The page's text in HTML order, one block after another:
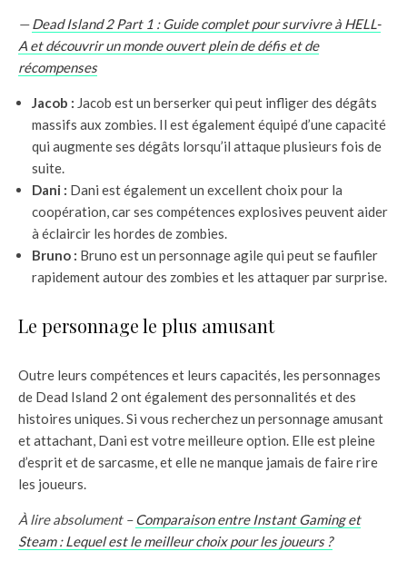
—Dead Island 2 Part 1 : Guide complet pour survivre à HELL-
A et découvrir un monde ouvert plein de défis et de
récompenses
Jacob : Jacob est un berserker qui peut infliger des dégâts
massifs aux zombies. Il est également équipé d’une capacité
qui augmente ses dégâts lorsqu’il attaque plusieurs fois de
suite.
Dani : Dani est également un excellent choix pour la
coopération, car ses compétences explosives peuvent aider
à éclaircir les hordes de zombies.
Bruno : Bruno est un personnage agile qui peut se faufiler
rapidement autour des zombies et les attaquer par surprise.
Le personnage le plus amusant
Outre leurs compétences et leurs capacités, les personnages
de Dead Island 2 ont également des personnalités et des
histoires uniques. Si vous recherchez un personnage amusant
et attachant, Dani est votre meilleure option. Elle est pleine
d’esprit et de sarcasme, et elle ne manque jamais de faire rire
les joueurs.
À lire absolument –Comparaison entre Instant Gaming et
Steam : Lequel est le meilleur choix pour les joueurs ?